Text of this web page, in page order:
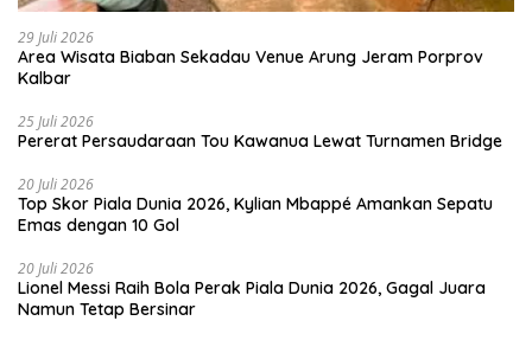
29 Juli 2026
Area Wisata Biaban Sekadau Venue Arung Jeram Porprov
Kalbar
25 Juli 2026
Pererat Persaudaraan Tou Kawanua Lewat Turnamen Bridge
20 Juli 2026
Top Skor Piala Dunia 2026, Kylian Mbappé Amankan Sepatu
Emas dengan 10 Gol
20 Juli 2026
Lionel Messi Raih Bola Perak Piala Dunia 2026, Gagal Juara
Namun Tetap Bersinar